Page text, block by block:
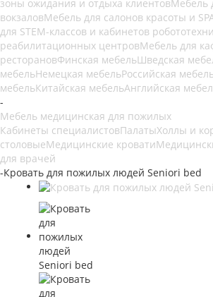
зоны ожидания и отдыха клиентовМебель
вокзаловМебель для салонов красоты и
для STEM-классов и кабинетов
реабилитационных центровМебель для
ресторановФинская мебельШведская
мебельНемецкая мебельРоссийская
мебельКитайская мебельАнглийская
-
Мебель медицинская для пожилых
Кабинеты специалистовПалатыХоллы и
столовыеМедицинские кровати
для врачей
-Кровать для пожилых людей Seniori bed